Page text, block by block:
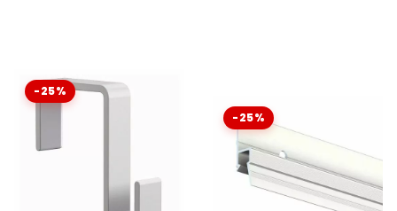
-25%
-25%